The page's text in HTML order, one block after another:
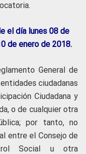
el día lunes 08 de
de enero de 2018.
General de
ciudadanas
Ciudadana y
o de cualquier otra
por tanto, no
entre el Consejo de
Social u otra